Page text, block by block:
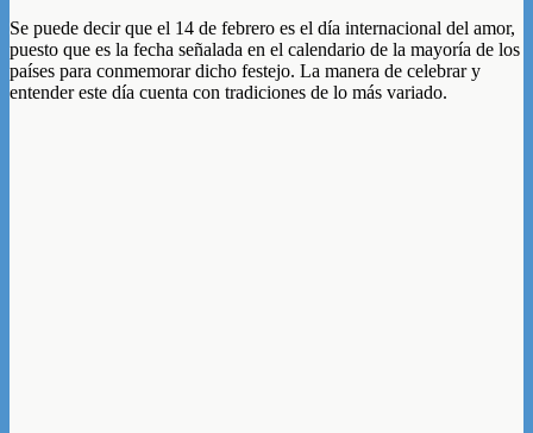
Se puede decir que el 14 de febrero es el día internacional del amor,
puesto que es la fecha señalada en el calendario de la mayoría de los
países para conmemorar dicho festejo. La manera de celebrar y
entender este día cuenta con tradiciones de lo más variado.